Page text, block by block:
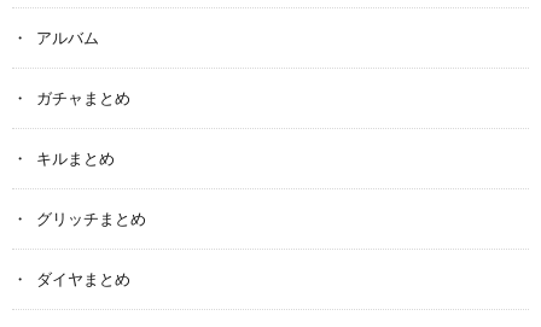
アルバム
ガチャまとめ
キルまとめ
グリッチまとめ
ダイヤまとめ